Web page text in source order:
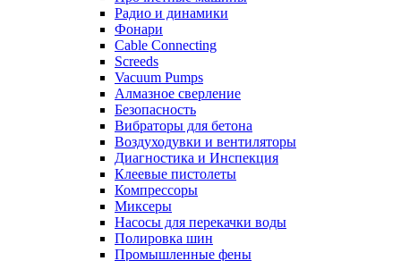
Радио и динамики
Фонари
Cable Connecting
Screeds
Vacuum Pumps
Алмазное сверление
Безопасность
Вибраторы для бетона
Воздуходувки и вентиляторы
Диагностика и Инспекция
Клеевые пистолеты
Компрессоры
Миксеры
Насосы для перекачки воды
Полировка шин
Промышленные фены